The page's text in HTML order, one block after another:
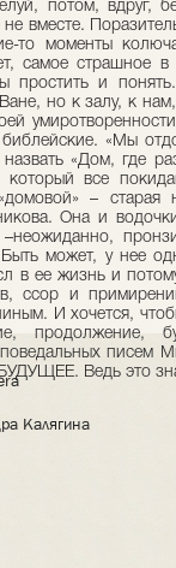
Калягина